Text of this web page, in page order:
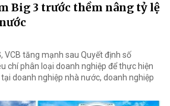
Big 3 trước thềm nâng tỷ lệ
VCB tăng mạnh sau Quyết định số
chí phân loại doanh nghiệp để thực hiện
doanh nghiệp nhà nước, doanh nghiệp